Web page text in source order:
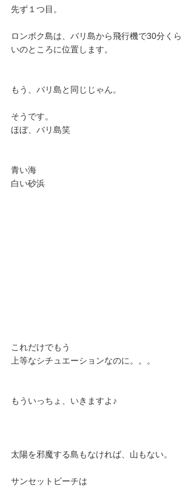
先ず１つ目。
ロンボク島は、バリ島から飛行機で30分くら
いのところに位置します。
もう、バリ島と同じじゃん。
そうです。
ほぼ、バリ島笑
青い海
白い砂浜
これだけでもう
上等なシチュエーションなのに。。。
もういっちょ、いきますよ♪
太陽を邪魔する島もなければ、山もない。
サンセットビーチは